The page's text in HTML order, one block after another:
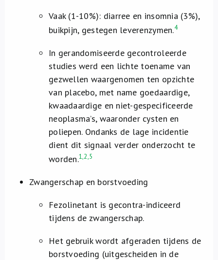
Vaak (1-10%): diarree en insomnia (3%),
buikpijn, gestegen leverenzymen.4
In gerandomiseerde gecontroleerde
studies werd een lichte toename van
gezwellen waargenomen ten opzichte
van placebo, met name goedaardige,
kwaadaardige en niet-gespecificeerde
neoplasma’s, waaronder cysten en
poliepen. Ondanks de lage incidentie
dient dit signaal verder onderzocht te
worden.1,2,5
Zwangerschap en borstvoeding
Fezolinetant is gecontra-indiceerd
tijdens de zwangerschap.
Het gebruik wordt afgeraden tijdens de
borstvoeding (uitgescheiden in de